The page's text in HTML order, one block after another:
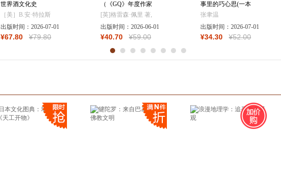
世界酒文化史
［美］B.安·特拉斯
蒂（B. Ann Tlusty）
出版时间： 2026-07-01
¥67.80 ¥79.80
（《GQ》年度作家
获奖作品，伦敦艺术
大学校长格里森·佩
里直击当代男性困
境）
[英]格雷森·佩里 著,
博集天卷 出品
出版时间： 2026-06-01
¥40.70 ¥59.00
事里的巧心思(一本
陪伴成长的创意冒险
书)
张聿温
出版时间： 2026-07-01
¥34.30 ¥52.00